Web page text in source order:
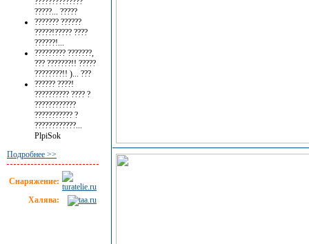
?????... ?????
??????? ??????
?????!????? ????
??????!...
????????? ???????,
??? ???????!! ?????
????????!! )... ???
?????? ????!
?????????? ???? ?
????????????
??????????? ?
????????????...
PlpiSok
Подробнее >>
Снаряжение:
Халява: